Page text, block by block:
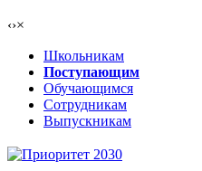
‹›×
Школьникам
Поступающим
Обучающимся
Сотрудникам
Выпускникам